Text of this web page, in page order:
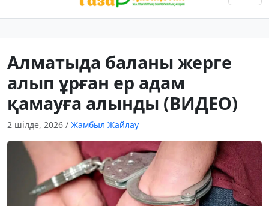
Алматыда баланы жерге
алып ұрған ер адам
қамауға алынды (ВИДЕО)
2 шілде, 2026 / Жамбыл Жайлау